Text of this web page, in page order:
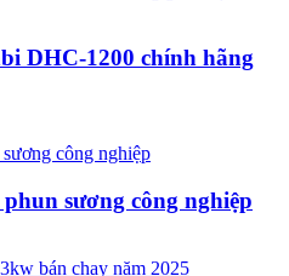
DHC-1200 chính hãng
sương công nghiệp